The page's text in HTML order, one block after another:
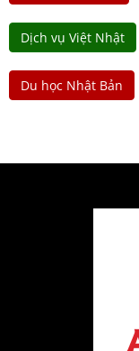
Dịch vụ Việt Nhật
Du học Nhật Bản